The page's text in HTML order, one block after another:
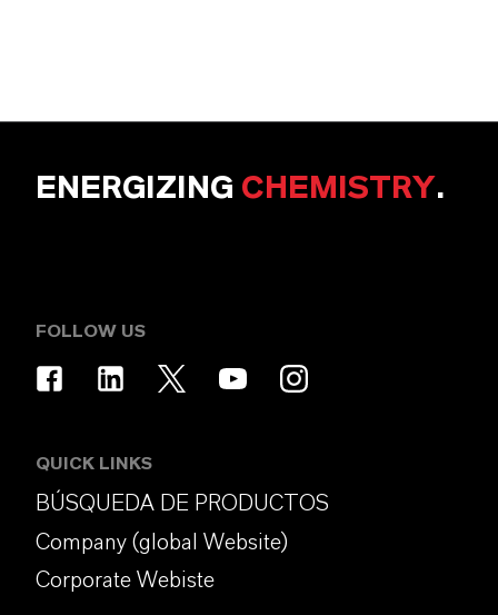
ENERGIZING CHEMISTRY.
FOLLOW US
QUICK LINKS
BÚSQUEDA DE PRODUCTOS
Company (global Website)
Corporate Webiste